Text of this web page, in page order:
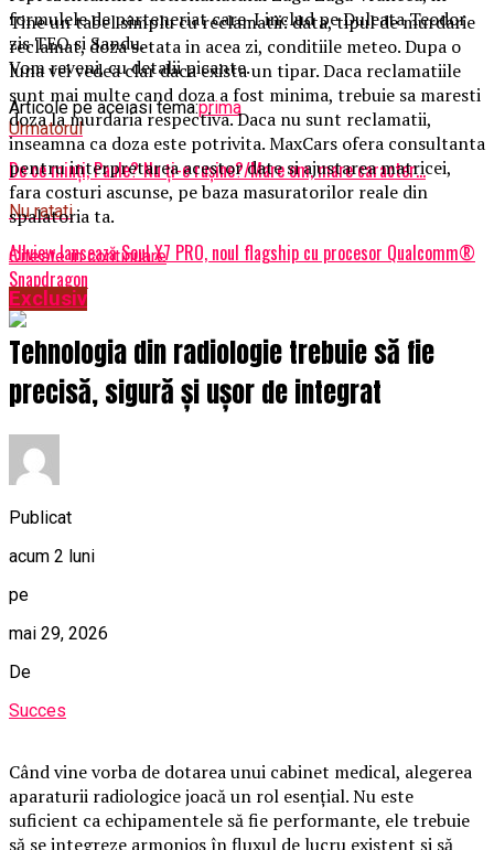
formulele de parteneriat care-I includ pe Duleata Teodor
zis TEO si Sandu.
Vom reveni, cu detalii picante.
Articole pe aceiasi tema:prima
Urmatorul
De ce minți, Paule? Nu ți-e rușine?/Mare om, mare caracter…
Nu ratati
Allview lansează Soul X7 PRO, noul flagship cu procesor Qualcomm®
Snapdragon
Tine un tabel simplu cu reclamatii: data, tipul de murdarie
reclamat, doza setata in acea zi, conditiile meteo. Dupa o
luna vei vedea clar daca exista un tipar. Daca reclamatiile
sunt mai multe cand doza a fost minima, trebuie sa maresti
doza la murdaria respectiva. Daca nu sunt reclamatii,
inseamna ca doza este potrivita. MaxCars ofera consultanta
pentru interpretarea acestor date si ajustarea matricei,
fara costuri ascunse, pe baza masuratorilor reale din
spalatoria ta.
Citeste in continuare
Exclusiv
Tehnologia din radiologie trebuie să fie
precisă, sigură și ușor de integrat
Publicat
acum 2 luni
pe
mai 29, 2026
De
Succes
Când vine vorba de dotarea unui cabinet medical, alegerea
aparaturii radiologice joacă un rol esențial. Nu este
suficient ca echipamentele să fie performante, ele trebuie
să se integreze armonios în fluxul de lucru existent și să